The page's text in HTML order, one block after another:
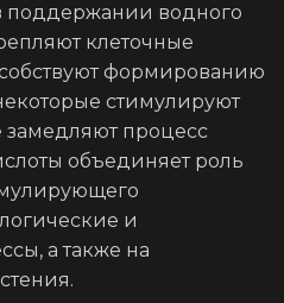
поддержании водного
клеточные
формированию
стимулируют
замедляют процесс
объединяет роль
и
а также на